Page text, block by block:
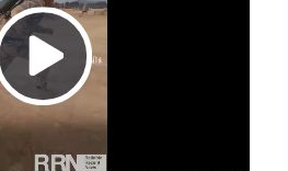
Play
להמשך קריאה